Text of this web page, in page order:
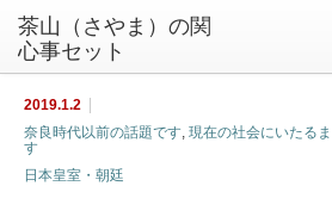
茶山（さやま）の関
心事セット
2019.1.2
奈良時代以前の話題です, 現在の社会にいたる
す
日本皇室・朝廷